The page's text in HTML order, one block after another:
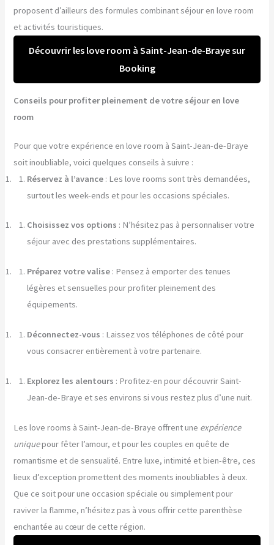
proposent d’ailleurs des formules combinant séjour en love room
et activités touristiques.
Découvrir les love room à Saint-Jean-de-Braye sur
Booking
Conseils pour profiter pleinement de votre séjour en love
room
Pour que votre expérience en love room à Saint-Jean-de-Braye
soit inoubliable, voici quelques conseils à suivre :
Réservez à l’avance : Les love rooms sont très demandées,
surtout les week-ends et pour les occasions spéciales.
Choisissez vos options : N’hésitez pas à personnaliser votre
séjour avec des prestations supplémentaires.
Préparez votre valise : Pensez à emporter des tenues
légères et sensuelles pour profiter pleinement des
équipements.
Déconnectez-vous : Laissez vos téléphones de côté pour
vous consacrer entièrement à votre partenaire.
Explorez les alentours : Profitez-en pour découvrir Saint-
Jean-de-Braye et ses environs si vous restez plus d’une nuit.
Les love rooms à Saint-Jean-de-Braye offrent une expérience
uniquepour fêter l’amour, et pour les couples en quête de
romantisme et de sensualité. Entre luxe, intimité et bien-être, ces
lieux d’exception promettent des moments inoubliables à deux.
Que ce soit pour une occasion spéciale ou simplement pour
raviver la flamme, n’hésitez pas à vous offrir cette parenthèse
enchantée au cœur de cette région.